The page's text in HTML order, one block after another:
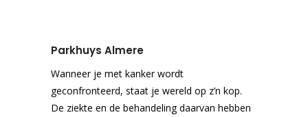
Parkhuys Almere
Wanneer je met kanker wordt
geconfronteerd, staat je wereld op z’n kop.
De ziekte en de behandeling daarvan hebben